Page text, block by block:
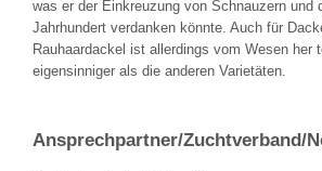
was er der Einkreuzung von Schnauzern und
Jahrhundert verdanken könnte. Auch für
Rauhaardackel ist allerdings vom Wesen her
eigensinniger als die anderen Varietäten.
Ansprechpartner/Zuchtverband/